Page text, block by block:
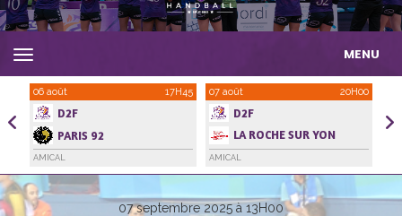
MENU
06 août 17H45
D2F
PARIS 92
AMICAL
07 août 20H00
D2F
LA ROCHE SUR YON
HANDBALL VENDEE
AMICAL
07 septembre 2025 à 13H00